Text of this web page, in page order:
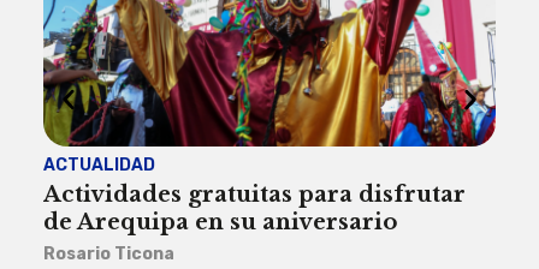
ACTUALIDAD
Actividades gratuitas para disfrutar
de Arequipa en su aniversario
Rosario Ticona